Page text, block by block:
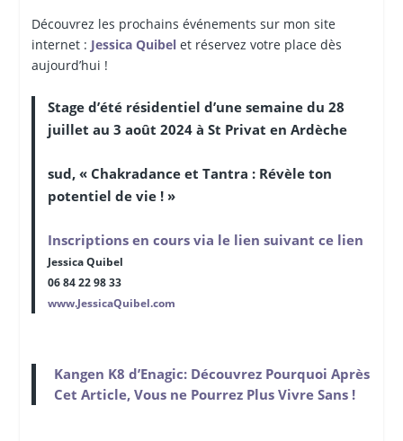
Découvrez les prochains événements sur mon site
internet : Jessica Quibelet réservez votre place dès
aujourd’hui !
Stage d’été résidentiel d’une semaine du 28
juillet au 3 août 2024 à St Privat en Ardèche
sud, « Chakradance et Tantra : Révèle ton
potentiel de vie ! »
Inscriptions en cours via le lien suivant ce lien
Jessica Quibel
06 84 22 98 33
www.JessicaQuibel.com
Kangen K8 d’Enagic: Découvrez Pourquoi Après
Cet Article, Vous ne Pourrez Plus Vivre Sans !